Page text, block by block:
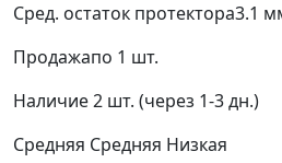
Сред. остаток протектора3.1
Продажапо 1 шт.
Наличие2 шт. (через 1-3 дн.)
Средняя Средняя Низкая